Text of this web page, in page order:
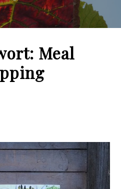
Meal